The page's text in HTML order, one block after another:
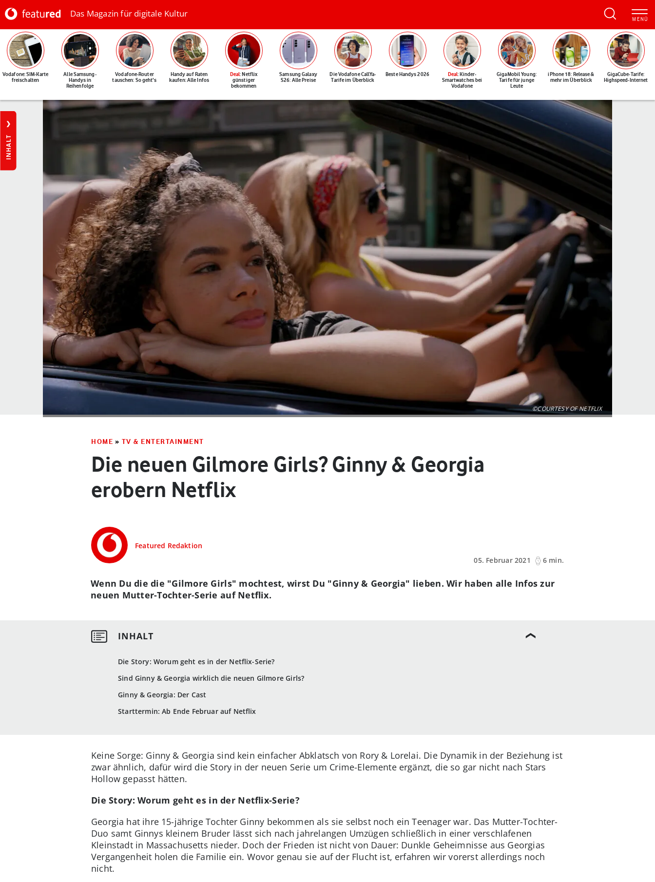
Das Magazin für digitale Kultur
Vodafone: SIM-Karte
freischalten
Alle Samsung-
Handys in
Reihenfolge
Vodafone-Router
tauschen: So geht's
Handy auf Raten
kaufen: Alle Infos
Deal: Netflix
günstiger
bekommen
Samsung Galaxy
S26: Alle Preise
Die Vodafone CallYa-
Tarife im Überblick
Beste Handys 2026 Deal: Kinder-
Smartwatches bei
Vodafone
GigaMobil Young:
Tarife für junge
Leute
iPhone 18: Release &
mehr im Überblick
GigaCube-Tarife:
Highspeed-Internet
INHALT
©COURTESY OF NETFLIX
HOME » TV & ENTERTAINMENT
Die neuen Gilmore Girls? Ginny & Georgia
erobern Netflix
Featured Redaktion
05. Februar 2021
6 min.
Die Story: Worum geht es in der Netflix-Serie?
Sind Ginny & Georgia wirklich die neuen Gilmore Girls?
Ginny & Georgia: Der Cast
Starttermin: Ab Ende Februar auf Netflix
Wenn Du die die "Gilmore Girls" mochtest, wirst Du "Ginny & Georgia" lieben. Wir haben alle Infos zur
neuen Mutter-Tochter-Serie auf Netflix.
Keine Sorge: Ginny & Georgia sind kein einfacher Abklatsch von Rory & Lorelai. Die Dynamik in der Beziehung ist
zwar ähnlich, dafür wird die Story in der neuen Serie um Crime-Elemente ergänzt, die so gar nicht nach Stars
Hollow gepasst hätten.
Die Story: Worum geht es in der Netflix-Serie?
Georgia hat ihre 15-jährige Tochter Ginny bekommen als sie selbst noch ein Teenager war. Das Mutter-Tochter-
Duo samt Ginnys kleinem Bruder lässt sich nach jahrelangen Umzügen schließlich in einer verschlafenen
Kleinstadt in Massachusetts nieder. Doch der Frieden ist nicht von Dauer: Dunkle Geheimnisse aus Georgias
Vergangenheit holen die Familie ein. Wovor genau sie auf der Flucht ist, erfahren wir vorerst allerdings noch
nicht.